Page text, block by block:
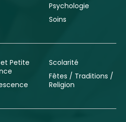
Psychologie
Soins
et Petite
Scolarité
Fêtes / Traditions /
Religion